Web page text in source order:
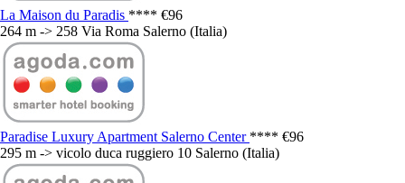
La Maison du Paradis **** €96
264 m -> 258 Via Roma Salerno (Italia)
Paradise Luxury Apartment Salerno Center **** €96
295 m -> vicolo duca ruggiero 10 Salerno (Italia)